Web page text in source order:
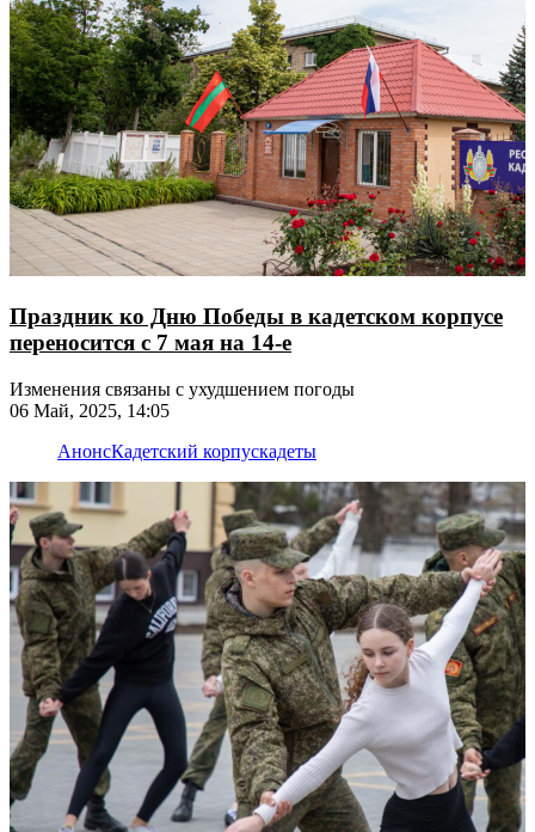
Праздник ко Дню Победы в кадетском корпусе
переносится с 7 мая на 14-е
Изменения связаны с ухудшением погоды
06 Май, 2025, 14:05
АнонсКадетский корпускадеты